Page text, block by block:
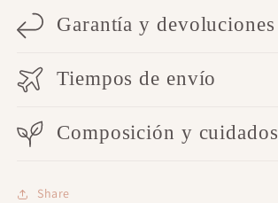
Garantía y devoluciones
Tiempos de envío
Composición y cuidados
Share